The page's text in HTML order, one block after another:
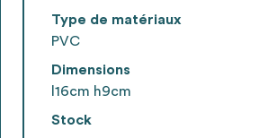
Type de matériaux
PVC
Dimensions
l16cm h9cm
Stock